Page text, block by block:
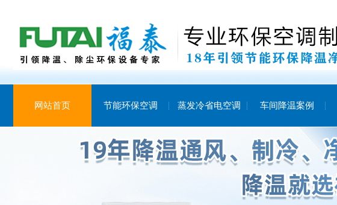
网站首页 节能环保空调 蒸发冷省电空调 车间降温案例